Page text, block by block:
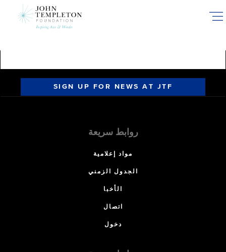
SIGN UP FOR NEWS AT JTF
روابط سريعة
مواد إعلامية
الجدول الزمني
الأخبا
اتصال
دخول